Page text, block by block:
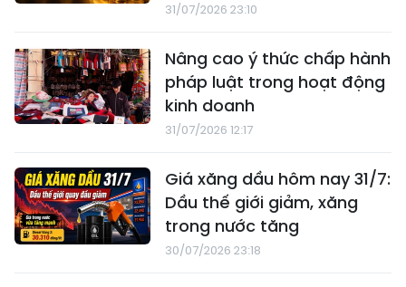
31/07/2026 23:10
Nâng cao ý thức chấp hành
pháp luật trong hoạt động
kinh doanh
31/07/2026 12:17
Giá xăng dầu hôm nay 31/7:
Dầu thế giới giảm, xăng
trong nước tăng
30/07/2026 23:18